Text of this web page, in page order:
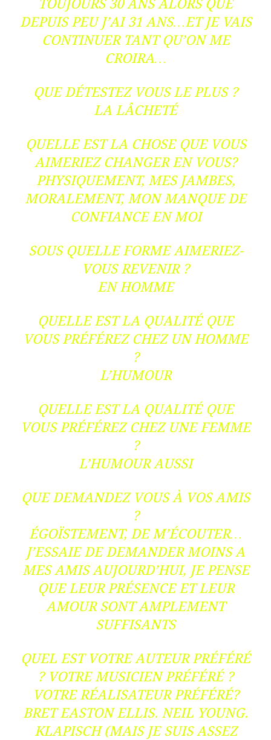
TOUJOURS 30 ANS ALORS QUE
DEPUIS PEU J’AI 31 ANS…ET JE VAIS
CONTINUER TANT QU’ON ME
CROIRA…
QUE DÉTESTEZ VOUS LE PLUS ?
LA LÂCHETÉ
QUELLE EST LA CHOSE QUE VOUS
AIMERIEZ CHANGER EN VOUS?
PHYSIQUEMENT, MES JAMBES,
MORALEMENT, MON MANQUE DE
CONFIANCE EN MOI
SOUS QUELLE FORME AIMERIEZ-
VOUS REVENIR ?
EN HOMME
QUELLE EST LA QUALITÉ QUE
VOUS PRÉFÉREZ CHEZ UN HOMME
?
L’HUMOUR
QUELLE EST LA QUALITÉ QUE
VOUS PRÉFÉREZ CHEZ UNE FEMME
?
L’HUMOUR AUSSI
QUE DEMANDEZ VOUS À VOS AMIS
?
ÉGOÏSTEMENT, DE M’ÉCOUTER…
J’ESSAIE DE DEMANDER MOINS A
MES AMIS AUJOURD’HUI, JE PENSE
QUE LEUR PRÉSENCE ET LEUR
AMOUR SONT AMPLEMENT
SUFFISANTS
QUEL EST VOTRE AUTEUR PRÉFÉRÉ
? VOTRE MUSICIEN PRÉFÉRÉ ?
VOTRE RÉALISATEUR PRÉFÉRÉ?
BRET EASTON ELLIS. NEIL YOUNG.
KLAPISCH (MAIS JE SUIS ASSEZ